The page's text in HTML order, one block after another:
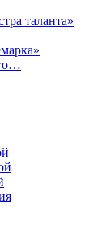
таланта»